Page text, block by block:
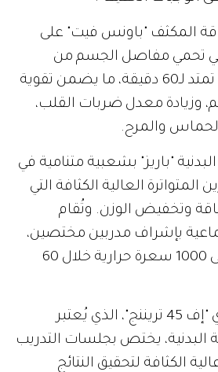
المكثف "باونس فيت" على
التي تحمي مفاصل الجسم من
الضغط الزائد، والتي تمتد لـ60 دقيقة، ما يضمن تقوية
وزيادة معدل ضربات القلب،
والمرح.
"باريز" بشعبية متنامية في
المتواترة العالية الكثافة التي
وتخفيض الوزن. وتُقام
بإشراف مدربين مختصين،
وتساعد على حرق حتى 1000 سعرة حرارية خلال 60
كما يمكنكم زيارة نادي "إف 45 تريننج"، الذي يُعتبر
البدنية، يختص بجلسات التدريب
الكثافة لتحقيق النتائج